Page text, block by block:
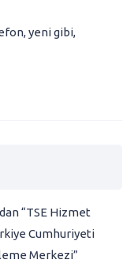
,yeni gibi,
“TSE Hizmet
Cumhuriyeti
Merkezi”